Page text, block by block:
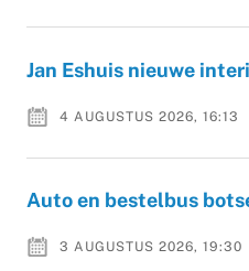
Jan Eshuis nieuwe
4 AUGUSTUS 2026, 16:13
Auto en bestelbus
3 AUGUSTUS 2026, 19:30